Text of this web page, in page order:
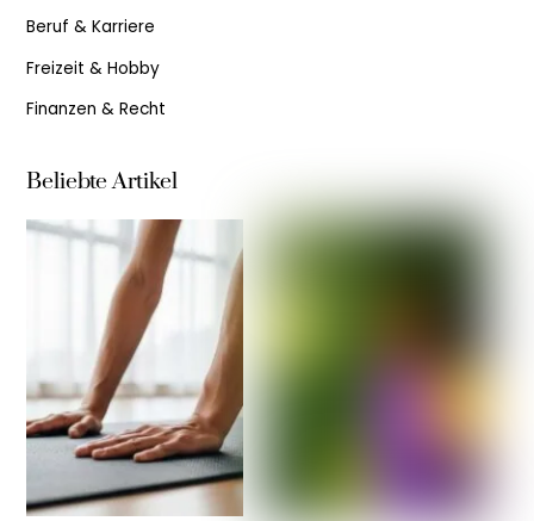
Beruf & Karriere
Freizeit & Hobby
Finanzen & Recht
Beliebte Artikel